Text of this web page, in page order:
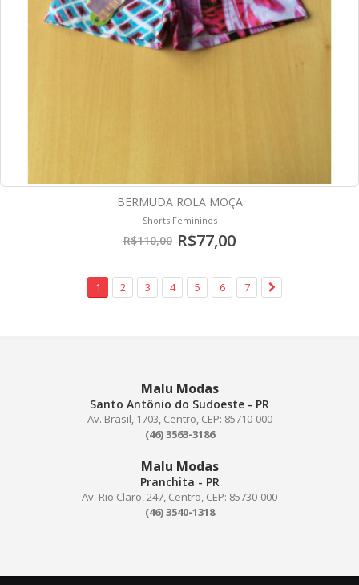
BERMUDA ROLA MOÇA
Shorts Femininos
R$110,00 R$77,00
1 2 3 4 5 6 7
Malu Modas
Santo Antônio do Sudoeste - PR
Av. Brasil, 1703, Centro, CEP: 85710-000
(46) 3563-3186
Malu Modas
Pranchita - PR
Av. Rio Claro, 247, Centro, CEP: 85730-000
(46) 3540-1318